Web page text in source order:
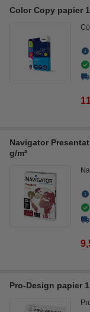
Color Copy papier
Navigator
g/m²
Pro-Design papier